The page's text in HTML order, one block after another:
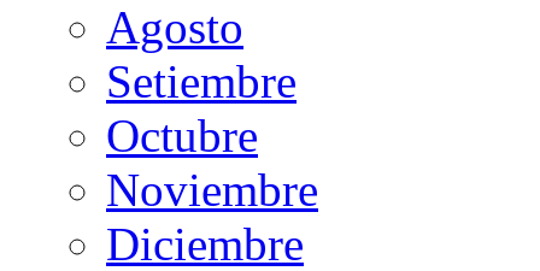
Agosto
Setiembre
Octubre
Noviembre
Diciembre